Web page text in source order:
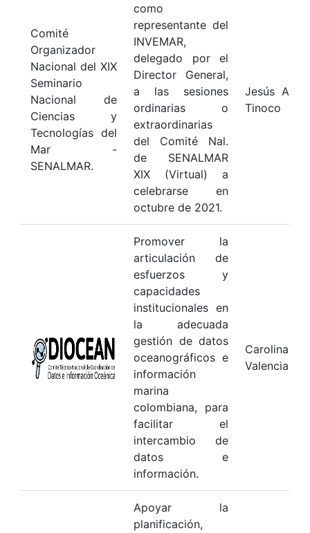
Comité
Organizador
Nacional del XIX
Seminario
Nacional de
Ciencias y
Tecnologías del
Mar -
SENALMAR.
como
representante del
INVEMAR,
delegado por el
Director General,
a las sesiones
ordinarias o
extraordinarias
del Comité Nal.
de SENALMAR
XIX (Virtual) a
celebrarse en
octubre de 2021.
Jesús A.
Tinoco
Promover la
articulación de
esfuerzos y
capacidades
institucionales en
la adecuada
gestión de datos
oceanográficos e
información
marina
colombiana, para
facilitar el
intercambio de
datos e
información.
Carolina
Valencia
Apoyar la
planificación,